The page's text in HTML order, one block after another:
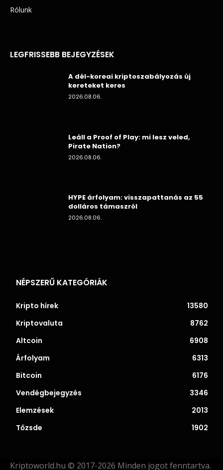
Rólunk
LEGFRISSEBB BEJEGYZÉSEK
A dél-koreai kriptoszabályozás új
kereteket keres
2026.08.06.
Leáll a Proof of Play: mi lesz veled,
Pirate Nation?
2026.08.06.
HYPE árfolyam: visszapattanás az 55
dolláros támaszról
2026.08.06.
NÉPSZERŰ KATEGÓRIÁK
Kripto hírek
13580
Kriptovaluta
8762
Altcoin
6908
Árfolyam
6313
Bitcoin
6176
Vendégbejegyzés
3346
Elemzések
2013
Tőzsde
1902
Kriptoworld.hu © 2017-2026 Minden jogot fenntartva.